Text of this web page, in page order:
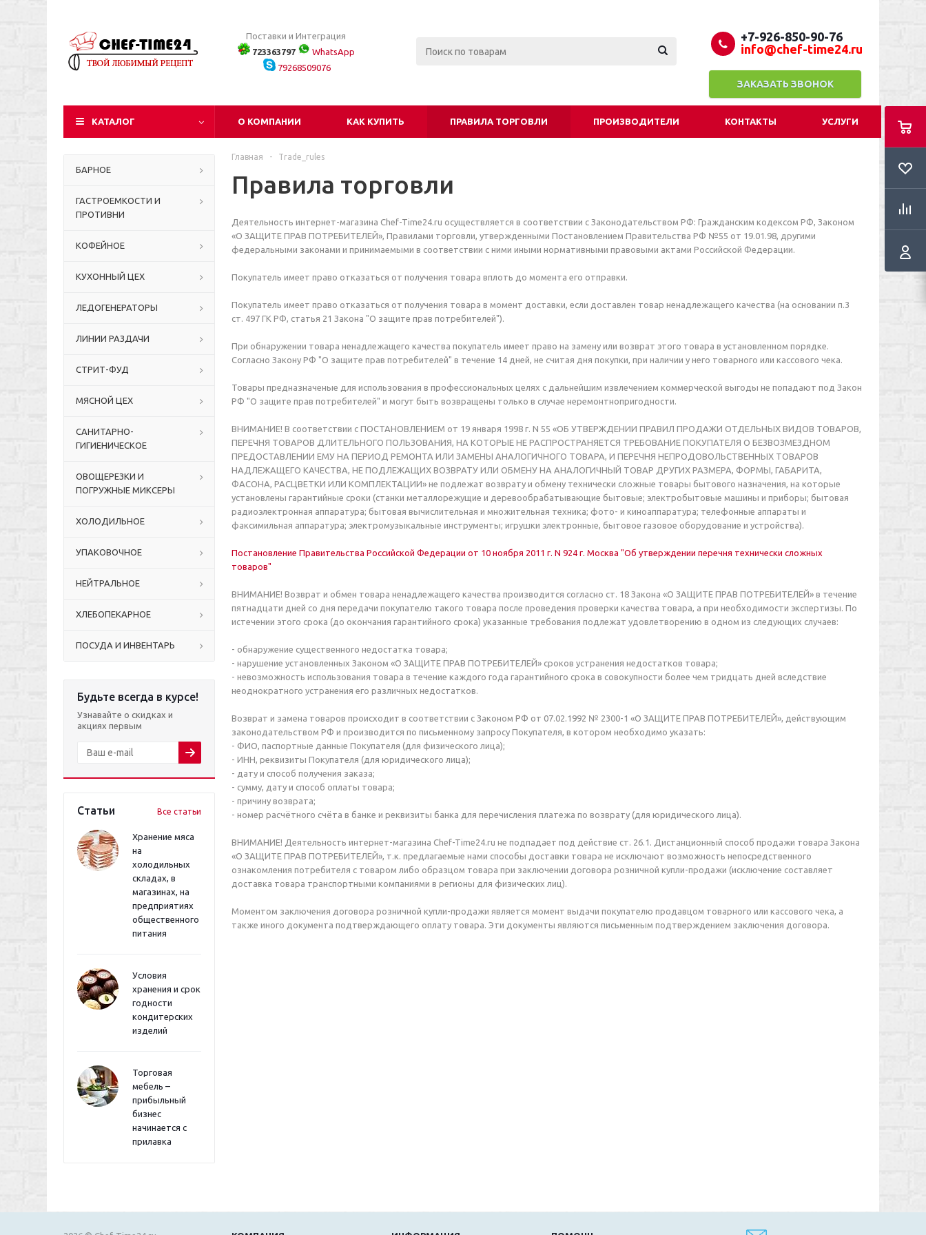
Поставки и Интеграция
723363797
WhatsApp
79268509076
+7-926-850-90-76
info@chef-time24.ru
ЗАКАЗАТЬ ЗВОНОК
КАТАЛОГ О КОМПАНИИ КАК КУПИТЬ ПРАВИЛА ТОРГОВЛИ ПРОИЗВОДИТЕЛИ КОНТАКТЫ УСЛУГИ
БАРНОЕ
ГАСТРОЕМКОСТИ И
ПРОТИВНИ
КОФЕЙНОЕ
КУХОННЫЙ ЦЕХ
ЛЕДОГЕНЕРАТОРЫ
ЛИНИИ РАЗДАЧИ
СТРИТ-ФУД
МЯСНОЙ ЦЕХ
САНИТАРНО-
ГИГИЕНИЧЕСКОЕ
ОВОЩЕРЕЗКИ И
ПОГРУЖНЫЕ МИКСЕРЫ
ХОЛОДИЛЬНОЕ
УПАКОВОЧНОЕ
НЕЙТРАЛЬНОЕ
ХЛЕБОПЕКАРНОЕ
ПОСУДА И ИНВЕНТАРЬ
Будьте всегда в курсе!
Узнавайте о скидках и
акциях первым
Статьи Все статьи
Хранение мяса
на
холодильных
складах, в
магазинах, на
предприятиях
общественного
питания
Условия
хранения и срок
годности
кондитерских
изделий
Торговая
мебель –
прибыльный
бизнес
начинается с
прилавка
Главная - Trade_rules
Правила торговли
Деятельность интернет-магазина Chef-Time24.ru осуществляется в соответствии с Законодательством РФ: Гражданским кодексом РФ, Законом
«О ЗАЩИТЕ ПРАВ ПОТРЕБИТЕЛЕЙ», Правилами торговли, утвержденными Постановлением Правительства РФ №55 от 19.01.98, другими
федеральными законами и принимаемыми в соответствии с ними иными нормативными правовыми актами Российской Федерации.
Покупатель имеет право отказаться от получения товара вплоть до момента его отправки.
Покупатель имеет право отказаться от получения товара в момент доставки, если доставлен товар ненадлежащего качества (на основании п.3
ст. 497 ГК РФ, статья 21 Закона "О защите прав потребителей").
При обнаружении товара ненадлежащего качества покупатель имеет право на замену или возврат этого товара в установленном порядке.
Согласно Закону РФ "О защите прав потребителей" в течение 14 дней, не считая дня покупки, при наличии у него товарного или кассового чека.
Товары предназначеные для использования в профессиональных целях с дальнейшим извлечением коммерческой выгоды не попадают под Закон
РФ "О защите прав потребителей" и могут быть возвращены только в случае неремонтнопригодности.
ВНИМАНИЕ! В соответствии с ПОСТАНОВЛЕНИЕМ от 19 января 1998 г. N 55 «ОБ УТВЕРЖДЕНИИ ПРАВИЛ ПРОДАЖИ ОТДЕЛЬНЫХ ВИДОВ ТОВАРОВ,
ПЕРЕЧНЯ ТОВАРОВ ДЛИТЕЛЬНОГО ПОЛЬЗОВАНИЯ, НА КОТОРЫЕ НЕ РАСПРОСТРАНЯЕТСЯ ТРЕБОВАНИЕ ПОКУПАТЕЛЯ О БЕЗВОЗМЕЗДНОМ
ПРЕДОСТАВЛЕНИИ ЕМУ НА ПЕРИОД РЕМОНТА ИЛИ ЗАМЕНЫ АНАЛОГИЧНОГО ТОВАРА, И ПЕРЕЧНЯ НЕПРОДОВОЛЬСТВЕННЫХ ТОВАРОВ
НАДЛЕЖАЩЕГО КАЧЕСТВА, НЕ ПОДЛЕЖАЩИХ ВОЗВРАТУ ИЛИ ОБМЕНУ НА АНАЛОГИЧНЫЙ ТОВАР ДРУГИХ РАЗМЕРА, ФОРМЫ, ГАБАРИТА,
ФАСОНА, РАСЦВЕТКИ ИЛИ КОМПЛЕКТАЦИИ» не подлежат возврату и обмену технически сложные товары бытового назначения, на которые
установлены гарантийные сроки (станки металлорежущие и деревообрабатывающие бытовые; электробытовые машины и приборы; бытовая
радиоэлектронная аппаратура; бытовая вычислительная и множительная техника; фото- и киноаппаратура; телефонные аппараты и
факсимильная аппаратура; электромузыкальные инструменты; игрушки электронные, бытовое газовое оборудование и устройства).
Постановление Правительства Российской Федерации от 10 ноября 2011 г. N 924 г. Москва "Об утверждении перечня технически сложных
товаров"
ВНИМАНИЕ! Возврат и обмен товара ненадлежащего качества производится согласно ст. 18 Закона «О ЗАЩИТЕ ПРАВ ПОТРЕБИТЕЛЕЙ» в течение
пятнадцати дней со дня передачи покупателю такого товара после проведения проверки качества товара, а при необходимости экспертизы. По
истечении этого срока (до окончания гарантийного срока) указанные требования подлежат удовлетворению в одном из следующих случаев:
- обнаружение существенного недостатка товара;
- нарушение установленных Законом «О ЗАЩИТЕ ПРАВ ПОТРЕБИТЕЛЕЙ» сроков устранения недостатков товара;
- невозможность использования товара в течение каждого года гарантийного срока в совокупности более чем тридцать дней вследствие
неоднократного устранения его различных недостатков.
Возврат и замена товаров происходит в соответствии с Законом РФ от 07.02.1992 № 2300-1 «О ЗАЩИТЕ ПРАВ ПОТРЕБИТЕЛЕЙ», действующим
законодательством РФ и производится по письменному запросу Покупателя, в котором необходимо указать:
- ФИО, паспортные данные Покупателя (для физического лица);
- ИНН, реквизиты Покупателя (для юридического лица);
- дату и способ получения заказа;
- сумму, дату и способ оплаты товара;
- причину возврата;
- номер расчётного счёта в банке и реквизиты банка для перечисления платежа по возврату (для юридического лица).
ВНИМАНИЕ! Деятельность интернет-магазина Chef-Time24.ru не подпадает под действие ст. 26.1. Дистанционный способ продажи товара Закона
«О ЗАЩИТЕ ПРАВ ПОТРЕБИТЕЛЕЙ», т.к. предлагаемые нами способы доставки товара не исключают возможность непосредственного
ознакомления потребителя с товаром либо образцом товара при заключении договора розничной купли-продажи (исключение составляет
доставка товара транспортными компаниями в регионы для физических лиц).
Моментом заключения договора розничной купли-продажи является момент выдачи покупателю продавцом товарного или кассового чека, а
также иного документа подтверждающего оплату товара. Эти документы являются письменным подтверждением заключения договора.